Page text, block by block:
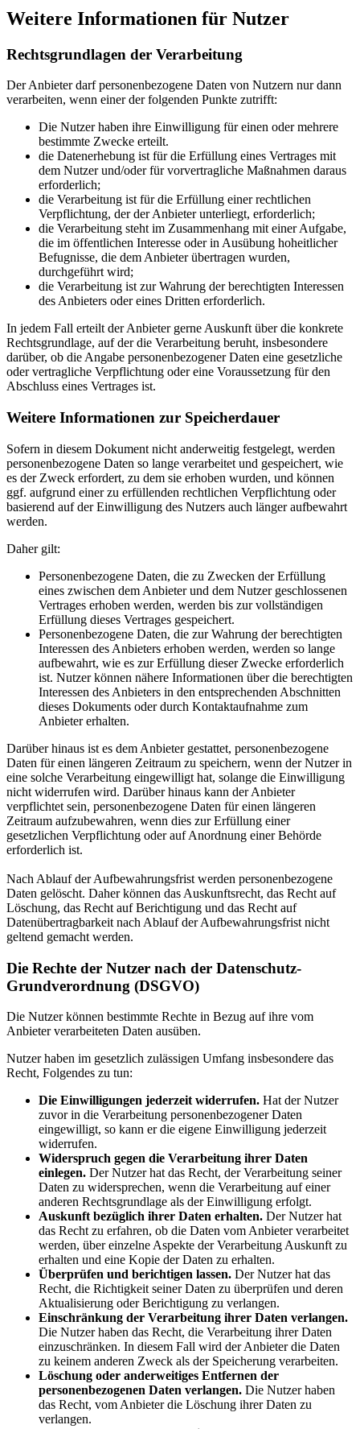
Weitere Informationen für Nutzer
Rechtsgrundlagen der Verarbeitung
Der Anbieter darf personenbezogene Daten von Nutzern nur dann
verarbeiten, wenn einer der folgenden Punkte zutrifft:
Die Nutzer haben ihre Einwilligung für einen oder mehrere
bestimmte Zwecke erteilt.
die Datenerhebung ist für die Erfüllung eines Vertrages mit
dem Nutzer und/oder für vorvertragliche Maßnahmen daraus
erforderlich;
die Verarbeitung ist für die Erfüllung einer rechtlichen
Verpflichtung, der der Anbieter unterliegt, erforderlich;
die Verarbeitung steht im Zusammenhang mit einer Aufgabe,
die im öffentlichen Interesse oder in Ausübung hoheitlicher
Befugnisse, die dem Anbieter übertragen wurden,
durchgeführt wird;
die Verarbeitung ist zur Wahrung der berechtigten Interessen
des Anbieters oder eines Dritten erforderlich.
In jedem Fall erteilt der Anbieter gerne Auskunft über die konkrete
Rechtsgrundlage, auf der die Verarbeitung beruht, insbesondere
darüber, ob die Angabe personenbezogener Daten eine gesetzliche
oder vertragliche Verpflichtung oder eine Voraussetzung für den
Abschluss eines Vertrages ist.
Weitere Informationen zur Speicherdauer
Sofern in diesem Dokument nicht anderweitig festgelegt, werden
personenbezogene Daten so lange verarbeitet und gespeichert, wie
es der Zweck erfordert, zu dem sie erhoben wurden, und können
ggf. aufgrund einer zu erfüllenden rechtlichen Verpflichtung oder
basierend auf der Einwilligung des Nutzers auch länger aufbewahrt
werden.
Daher gilt:
Personenbezogene Daten, die zu Zwecken der Erfüllung
eines zwischen dem Anbieter und dem Nutzer geschlossenen
Vertrages erhoben werden, werden bis zur vollständigen
Erfüllung dieses Vertrages gespeichert.
Personenbezogene Daten, die zur Wahrung der berechtigten
Interessen des Anbieters erhoben werden, werden so lange
aufbewahrt, wie es zur Erfüllung dieser Zwecke erforderlich
ist. Nutzer können nähere Informationen über die berechtigten
Interessen des Anbieters in den entsprechenden Abschnitten
dieses Dokuments oder durch Kontaktaufnahme zum
Anbieter erhalten.
Darüber hinaus ist es dem Anbieter gestattet, personenbezogene
Daten für einen längeren Zeitraum zu speichern, wenn der Nutzer in
eine solche Verarbeitung eingewilligt hat, solange die Einwilligung
nicht widerrufen wird. Darüber hinaus kann der Anbieter
verpflichtet sein, personenbezogene Daten für einen längeren
Zeitraum aufzubewahren, wenn dies zur Erfüllung einer
gesetzlichen Verpflichtung oder auf Anordnung einer Behörde
erforderlich ist.
Nach Ablauf der Aufbewahrungsfrist werden personenbezogene
Daten gelöscht. Daher können das Auskunftsrecht, das Recht auf
Löschung, das Recht auf Berichtigung und das Recht auf
Datenübertragbarkeit nach Ablauf der Aufbewahrungsfrist nicht
geltend gemacht werden.
Die Rechte der Nutzer nach der Datenschutz-
Grundverordnung (DSGVO)
Die Nutzer können bestimmte Rechte in Bezug auf ihre vom
Anbieter verarbeiteten Daten ausüben.
Nutzer haben im gesetzlich zulässigen Umfang insbesondere das
Recht, Folgendes zu tun:
Die Einwilligungen jederzeit widerrufen. Hat der Nutzer
zuvor in die Verarbeitung personenbezogener Daten
eingewilligt, so kann er die eigene Einwilligung jederzeit
widerrufen.
Widerspruch gegen die Verarbeitung ihrer Daten
einlegen. Der Nutzer hat das Recht, der Verarbeitung seiner
Daten zu widersprechen, wenn die Verarbeitung auf einer
anderen Rechtsgrundlage als der Einwilligung erfolgt.
Auskunft bezüglich ihrer Daten erhalten. Der Nutzer hat
das Recht zu erfahren, ob die Daten vom Anbieter verarbeitet
werden, über einzelne Aspekte der Verarbeitung Auskunft zu
erhalten und eine Kopie der Daten zu erhalten.
Überprüfen und berichtigen lassen. Der Nutzer hat das
Recht, die Richtigkeit seiner Daten zu überprüfen und deren
Aktualisierung oder Berichtigung zu verlangen.
Einschränkung der Verarbeitung ihrer Daten verlangen.
Die Nutzer haben das Recht, die Verarbeitung ihrer Daten
einzuschränken. In diesem Fall wird der Anbieter die Daten
zu keinem anderen Zweck als der Speicherung verarbeiten.
Löschung oder anderweitiges Entfernen der
personenbezogenen Daten verlangen. Die Nutzer haben
das Recht, vom Anbieter die Löschung ihrer Daten zu
verlangen.